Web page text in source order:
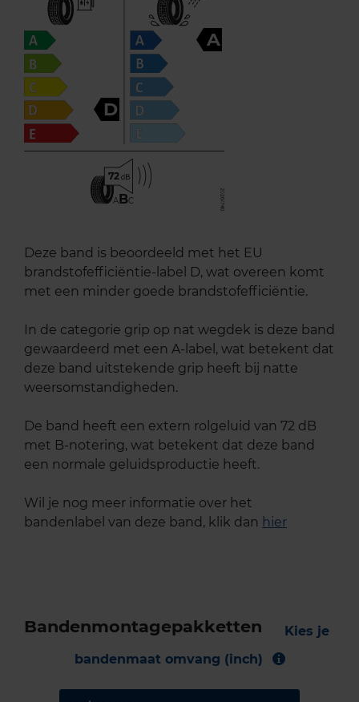
D
A
72
ABC
Deze band is beoordeeld met het EU
brandstofefficiëntie-label D, wat overeen komt
met een minder goede brandstofefficiëntie.
In de categorie grip op nat wegdek is deze band
gewaardeerd met een A-label, wat betekent dat
deze band uitstekende grip heeft bij natte
weersomstandigheden.
De band heeft een extern rolgeluid van 72 dB
met B-notering, wat betekent dat deze band
een normale geluidsproductie heeft.
Wil je nog meer informatie over het
bandenlabel van deze band, klik dan hier
Bandenmontagepakketten
Kies je
bandenmaat omvang (inch)